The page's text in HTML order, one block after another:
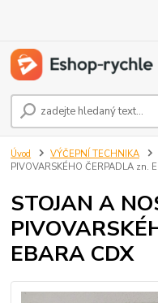
Úvod VÝČEPNÍ TECHNIKA
PIVOVARSKÉHO ČERPADLA zn.
STOJAN A
EBARA CDX